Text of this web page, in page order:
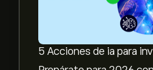
5 Acciones de ia para